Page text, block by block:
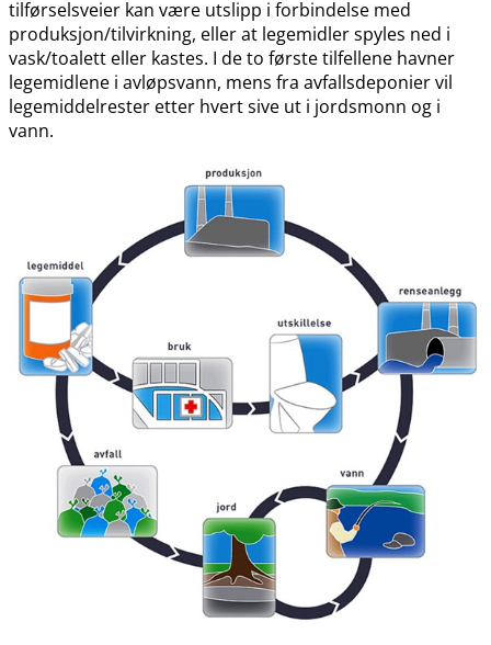
tilførselsveier kan være utslipp i forbindelse med
produksjon​/​tilvirkning, eller at legemidler spyles ned i
vask​/​toalett eller kastes. I de to første tilfellene havner
legemidlene i avløpsvann, mens fra avfallsdeponier vil
legemiddelrester etter hvert sive ut i jordsmonn og i
vann.